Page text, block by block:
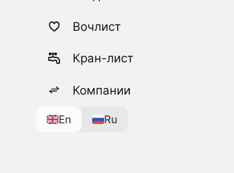
Вочлист
Кран-лист
Компании
En Ru